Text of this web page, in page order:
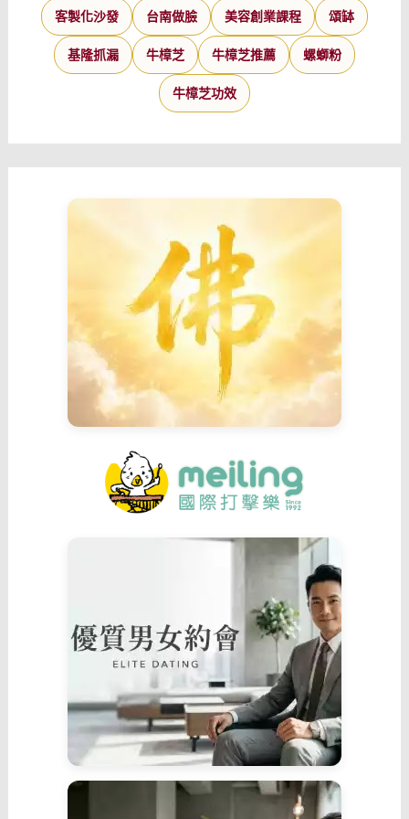
客製化沙發 台南做臉 美容創業課程 頌缽
基隆抓漏 牛樟芝 牛樟芝推薦 螺螄粉
牛樟芝功效